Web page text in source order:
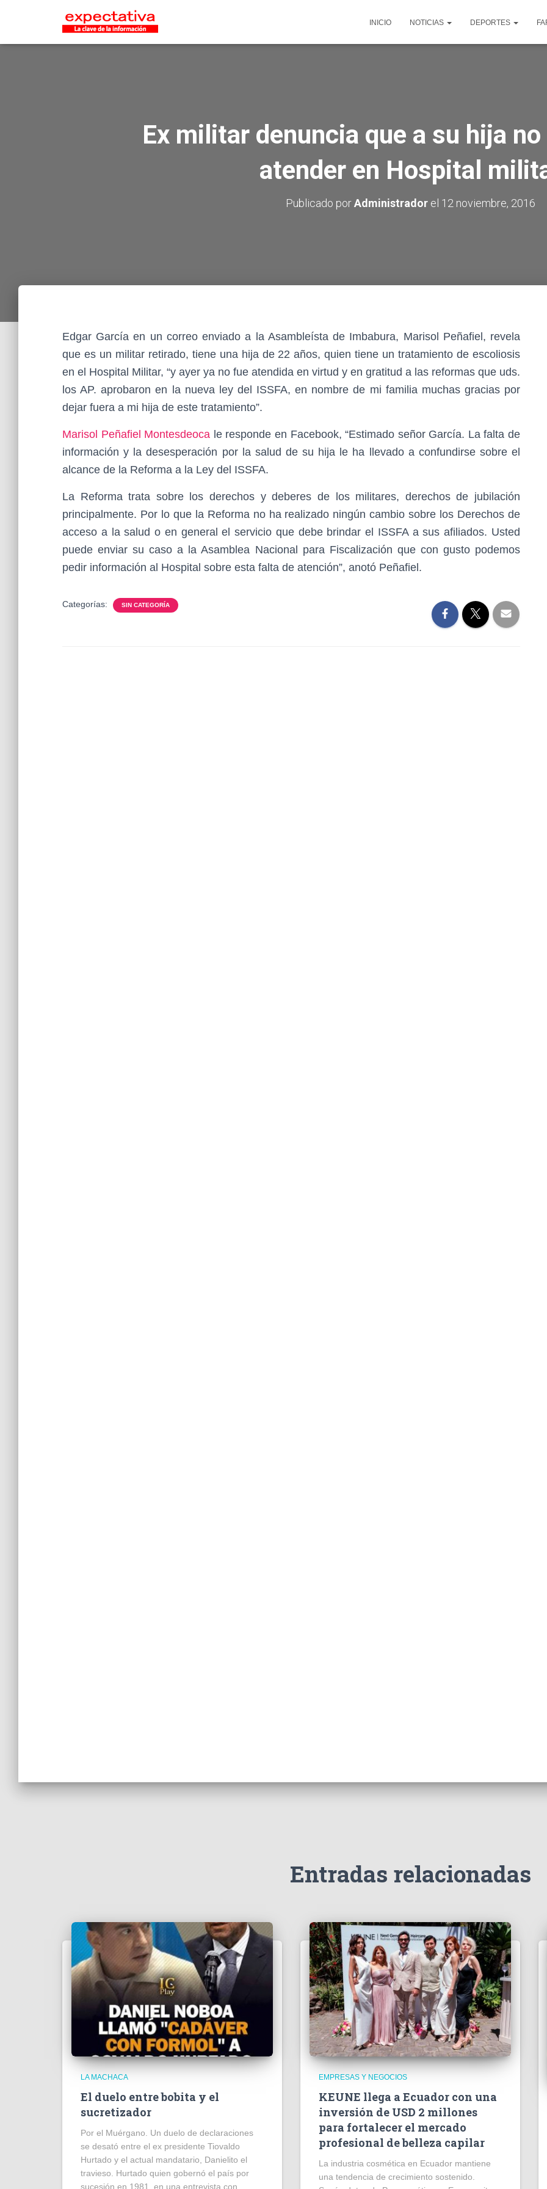
INICIO NOTICIAS DEPORTES
Ex militar denuncia que a su hija
atender en Hospital
Publicado porAdministradorel 12 noviembre, 2016
Edgar García en un correo enviado a la Asambleísta de Imbabura, Marisol Peñafiel, revela
que es un militar retirado, tiene una hija de 22 años, quien tiene un tratamiento de escoliosis
en el Hospital Militar, “y ayer ya no fue atendida en virtud y en gratitud a las reformas que uds.
los AP. aprobaron en la nueva ley del ISSFA, en nombre de mi familia muchas gracias por
dejar fuera a mi hija de este tratamiento”.
Marisol Peñafiel Montesdeoca le responde en Facebook, “Estimado señor García. La falta de
información y la desesperación por la salud de su hija le ha llevado a confundirse sobre el
alcance de la Reforma a la Ley del ISSFA.
La Reforma trata sobre los derechos y deberes de los militares, derechos de jubilación
principalmente. Por lo que la Reforma no ha realizado ningún cambio sobre los Derechos de
acceso a la salud o en general el servicio que debe brindar el ISSFA a sus afiliados. Usted
puede enviar su caso a la Asamblea Nacional para Fiscalización que con gusto podemos
pedir información al Hospital sobre esta falta de atención”, anotó Peñafiel.
Categorías: SIN CATEGORÍA
Entradas relacionadas
LA MACHACA
El duelo entre bobita y el
sucretizador
Por el Muérgano. Un duelo de declaraciones
se desató entre el ex presidente Tiovaldo
Hurtado y el actual mandatario, Danielito el
travieso. Hurtado quien gobernó el país por
sucesión en 1981, en una entrevista con
EMPRESAS Y NEGOCIOS
KEUNE llega a Ecuador con una
inversión de USD 2 millones
para fortalecer el mercado
profesional de belleza capilar
La industria cosmética en Ecuador mantiene
una tendencia de crecimiento sostenido.